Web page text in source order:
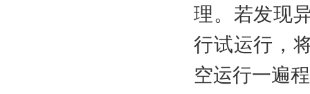
理。若发现
行试运行，
空运行一遍